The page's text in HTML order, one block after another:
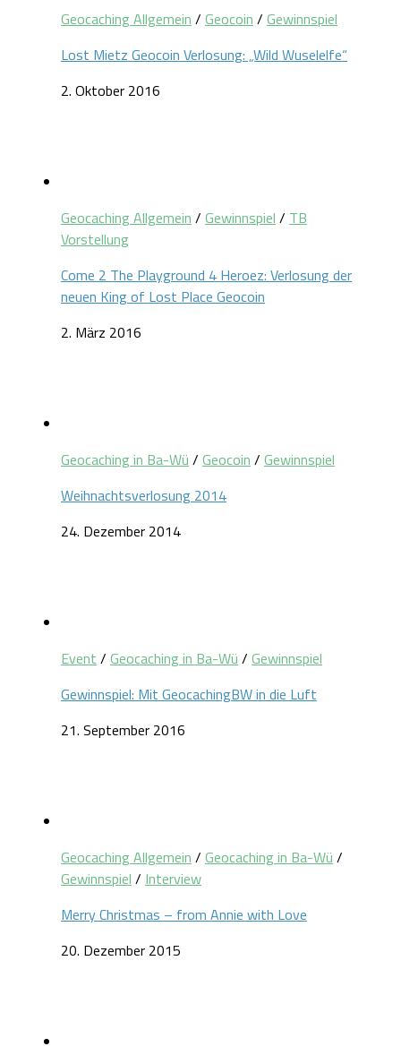
Geocaching Allgemein / Geocoin / Gewinnspiel
Lost Mietz Geocoin Verlosung: „Wild Wuselelfe“
2. Oktober 2016
Geocaching Allgemein / Gewinnspiel / TB
Vorstellung
Come 2 The Playground 4 Heroez: Verlosung der
neuen King of Lost Place Geocoin
2. März 2016
Geocaching in Ba-Wü / Geocoin / Gewinnspiel
Weihnachtsverlosung 2014
24. Dezember 2014
Event / Geocaching in Ba-Wü / Gewinnspiel
Gewinnspiel: Mit GeocachingBW in die Luft
21. September 2016
Geocaching Allgemein / Geocaching in Ba-Wü /
Gewinnspiel / Interview
Merry Christmas – from Annie with Love
20. Dezember 2015